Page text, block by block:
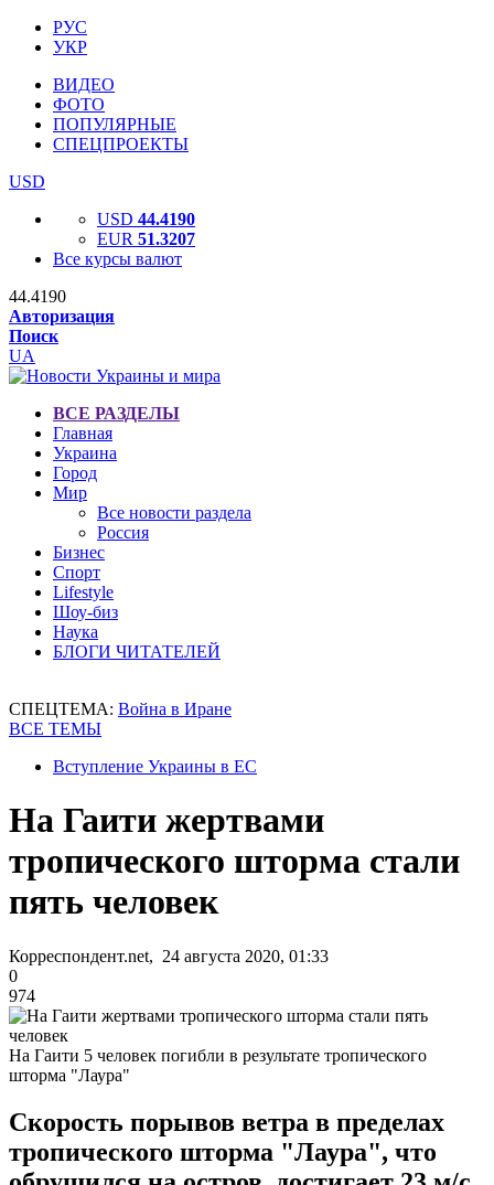
РУС
УКР
ВИДЕО
ФОТО
ПОПУЛЯРНЫЕ
СПЕЦПРОЕКТЫ
USD
USD 44.4190
EUR 51.3207
Все курсы валют
44.4190
Авторизация
Поиск
UA
ВСЕ РАЗДЕЛЫ
Главная
Украина
Город
Мир
Все новости раздела
Россия
Бизнес
Спорт
Lifestyle
Шоу-биз
Наука
БЛОГИ ЧИТАТЕЛЕЙ
СПЕЦТЕМА: Война в Иране
ВСЕ ТЕМЫ
Вступление Украины в ЕС
На Гаити жертвами
тропического шторма стали
пять человек
Корреспондент.net, 24 августа 2020, 01:33
0
974
На Гаити 5 человек погибли в результате тропического
шторма "Лаура"
Скорость порывов ветра в пределах
тропического шторма "Лаура", что